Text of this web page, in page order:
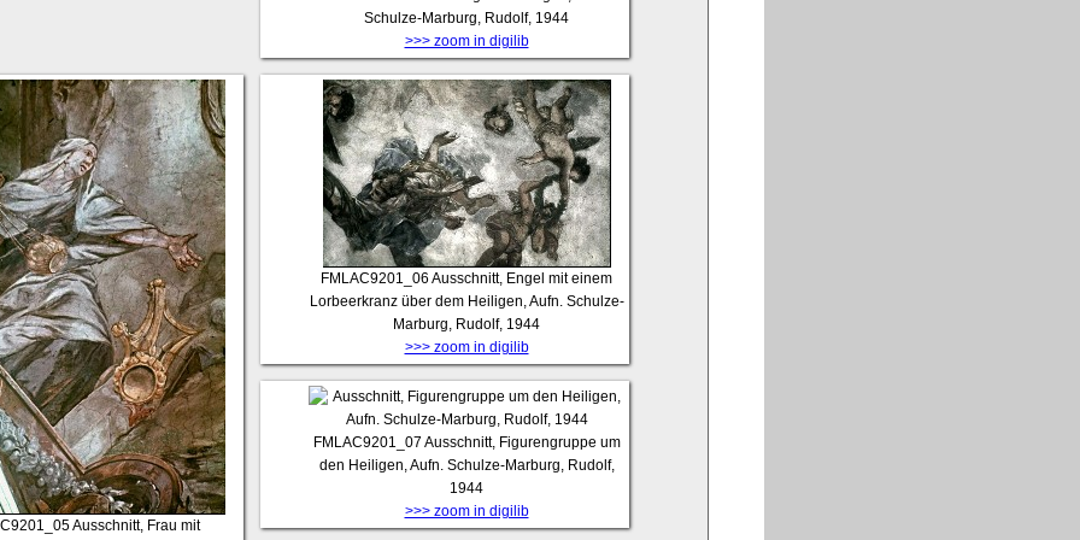
Schulze-Marburg, Rudolf, 1944
>>> zoom in digilib
Ausschnitt, Frau mit
FMLAC9201_06 Ausschnitt, Engel mit einem
Lorbeerkranz über dem Heiligen, Aufn. Schulze-
Marburg, Rudolf, 1944
>>> zoom in digilib
FMLAC9201_07 Ausschnitt, Figurengruppe um
den Heiligen, Aufn. Schulze-Marburg, Rudolf,
1944
>>> zoom in digilib